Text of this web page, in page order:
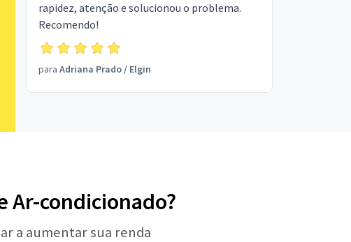
rapidez, atenção e solucionou o problema.
Recomendo!
para Adriana Prado/ Elgin
Ar-condicionado?
a aumentar sua renda